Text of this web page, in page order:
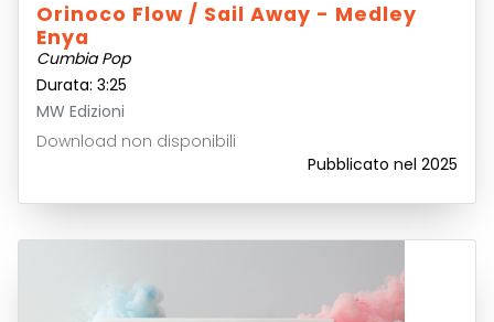
Orinoco Flow / Sail Away - Medley
Enya
Cumbia Pop
Durata: 3:25
MW Edizioni
Download non disponibili
Pubblicato nel 2025